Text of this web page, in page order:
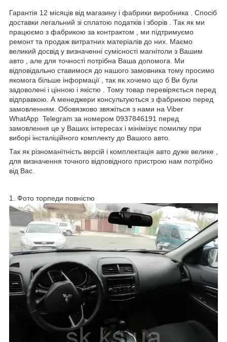
Гарантія 12 місяців від магазину і фабрики виробника . Спосіб
доставки легальний зі сплатою податків і зборів . Так як ми
працюємо з фабрикою за контрактом , ми підтримуємо
ремонт та продаж витратних матеріалів до них. Маємо
великий досвід у визначенні сумісності магнітоли з Вашим
авто , але для точності потрібна Ваша допомога. Ми
відповідально ставимося до нашого замовника тому просимо
якомога більше інформації , так як хочемо що б Ви були
задоволені і цінною і якістю . Тому товар перевіряється перед
відправкою. А менеджери консультуються з фабрикою перед
замовленням. Обовязково звяжіться з нами на Viber
WhatApp Telegram за номером 0937846191 перед
замовлення це у Ваших інтересах і мінімізує помилку при
виборі інсталіційного комплекту до Вашого авто.
Так як різноманітність версій і комплектація авто дуже велике ,
для визначення точного відповідного пристрою нам потрібно
від Вас.
1. Фото торпеди повністю